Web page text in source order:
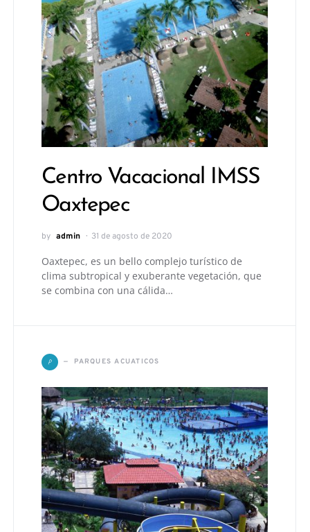
Centro Vacacional IMSS
Oaxtepec
by admin 31 de agosto de 2020
Oaxtepec, es un bello complejo turístico de
clima subtropical y exuberante vegetación, que
se combina con una cálida…
P PARQUES ACUATICOS